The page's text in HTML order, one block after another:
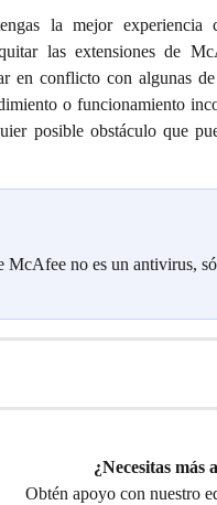
la mejor
las extensiones de
en conflicto con algunas
o funcionamiento
posible obstáculo que
McAfee no es un antivirus,
¿Necesitas más
Obtén apoyo con nuestro